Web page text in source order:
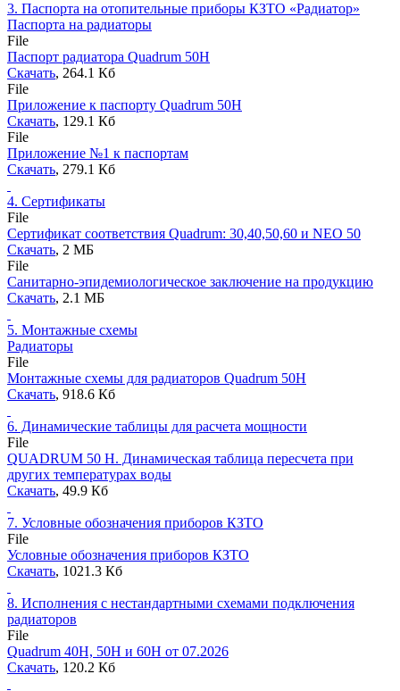
3. Паспорта на отопительные приборы КЗТО «Радиатор»
Паспорта на радиаторы
File
Паспорт радиатора Quadrum 50H
Скачать, 264.1 Кб
File
Приложение к паспорту Quadrum 50H
Скачать, 129.1 Кб
File
Приложение №1 к паспортам
Скачать, 279.1 Кб
4. Сертификаты
File
Сертификат соответствия Quadrum: 30,40,50,60 и NEO 50
Скачать, 2 MБ
File
Санитарно-эпидемиологическое заключение на продукцию
Скачать, 2.1 MБ
5. Монтажные схемы
Радиаторы
File
Монтажные схемы для радиаторов Quadrum 50H
Скачать, 918.6 Кб
6. Динамические таблицы для расчета мощности
File
QUADRUM 50 H. Динамическая таблица пересчета при
других температурах воды
Скачать, 49.9 Кб
7. Условные обозначения приборов КЗТО
File
Условные обозначения приборов КЗТО
Скачать, 1021.3 Кб
8. Исполнения с нестандартными схемами подключения
радиаторов
File
Quadrum 40H, 50H и 60H от 07.2026
Скачать, 120.2 Кб